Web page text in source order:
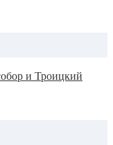
и Троицкий